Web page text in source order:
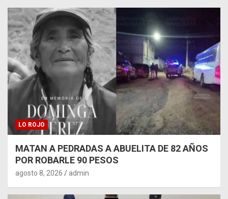
LO ROJO
MATAN A PEDRADAS A ABUELITA DE 82 AÑOS
POR ROBARLE 90 PESOS
agosto 8, 2026 admin